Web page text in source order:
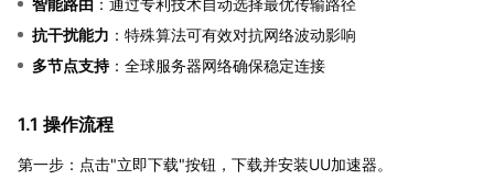
智能路由 ：通过专利技术自动选择最优传输路径
抗干扰能力 ：特殊算法可有效对抗网络波动影响
多节点支持：全球服务器网络确保稳定连接
1.1 操作流程
第一步：点击"立即下载"按钮，下载并安装UU加速器。